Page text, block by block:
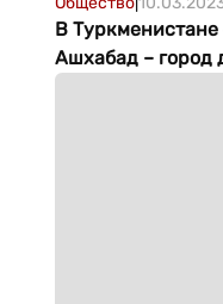
В
Ашхабад – город